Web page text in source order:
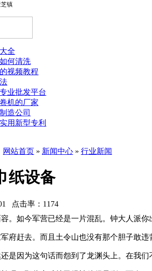
镇
全
何清洗
视频教程
业批发平台
机的厂家
造公司
用新型专利
网站首页 » 新闻中心 » 行业新闻
纸设备
点击率：1174
。如今军营已经是一片混乱。钟大人派
府赶去。而且土令山也没有那个胆子敢
是因为这句话而怨到了龙渊头上。在我